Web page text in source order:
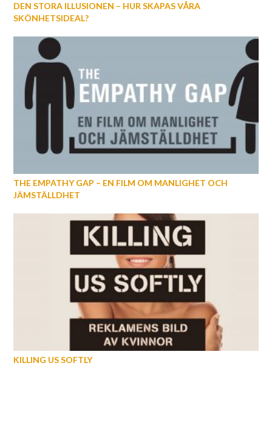
DEN STORA ILLUSIONEN – HUR SKAPAS VÅRA
SKÖNHETSIDEAL?
THE EMPATHY GAP – EN FILM OM MANLIGHET OCH
JÄMSTÄLLDHET
KILLING US SOFTLY